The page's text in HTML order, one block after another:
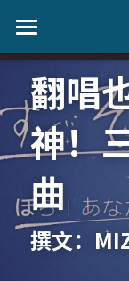
首页
日本动态
音乐类
生活类
艺人动态
小野丽
SILENT
麦野优
关注我们
翻唱
神！
曲
撰文：